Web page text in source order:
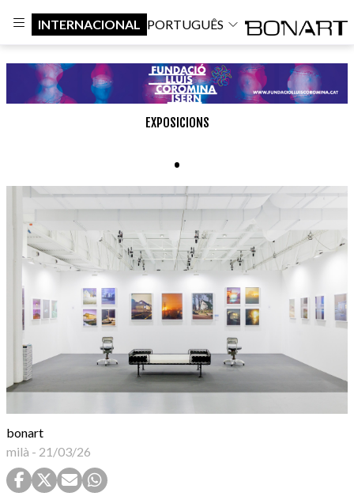
INTERNACIONAL PORTUGUÊS
EXPOSICIONS
.
bonart
milà - 21/03/26